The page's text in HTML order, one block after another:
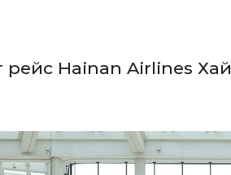
рейс Hainan Airlines